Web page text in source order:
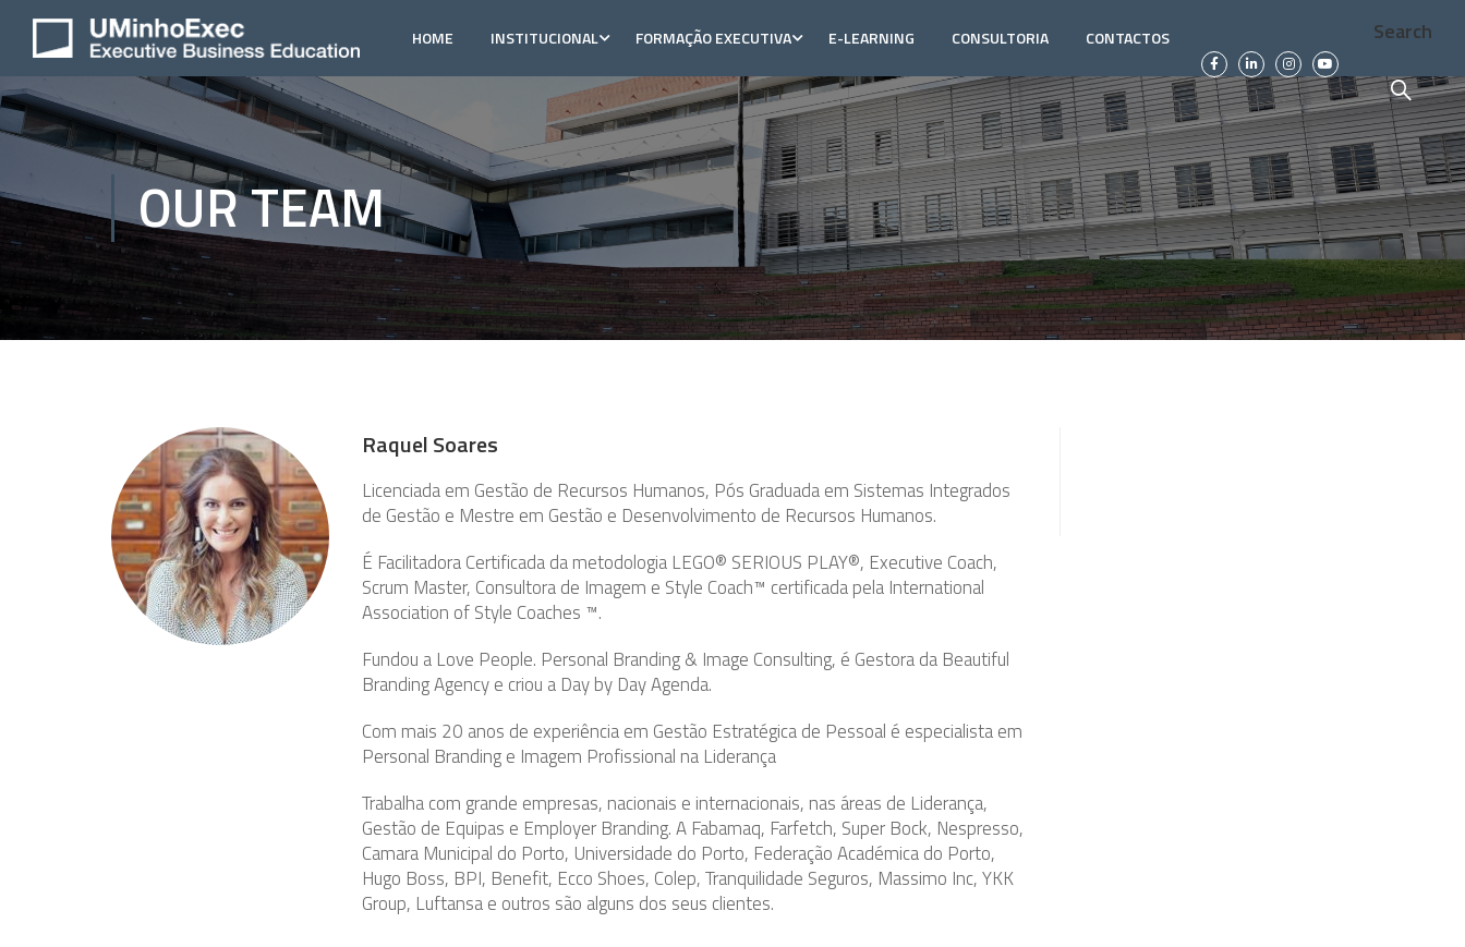
HOME INSTITUCIONAL FORMAÇÃO EXECUTIVA E-LEARNING CONSULTORIA CONTACTOS Search
OUR TEAM
Raquel Soares
Licenciada em Gestão de Recursos Humanos, Pós Graduada em Sistemas Integrados
de Gestão e Mestre em Gestão e Desenvolvimento de Recursos Humanos.
É Facilitadora Certificada da metodologia LEGO® SERIOUS PLAY®, Executive Coach,
Scrum Master, Consultora de Imagem e Style Coach™ certificada pela International
Association of Style Coaches ™.
Fundou a Love People. Personal Branding & Image Consulting, é Gestora da Beautiful
Branding Agency e criou a Day by Day Agenda.
Com mais 20 anos de experiência em Gestão Estratégica de Pessoal é especialista em
Personal Branding e Imagem Profissional na Liderança
Trabalha com grande empresas, nacionais e internacionais, nas áreas de Liderança,
Gestão de Equipas e Employer Branding. A Fabamaq, Farfetch, Super Bock, Nespresso,
Camara Municipal do Porto, Universidade do Porto, Federação Académica do Porto,
Hugo Boss, BPI, Benefit, Ecco Shoes, Colep, Tranquilidade Seguros, Massimo Inc, YKK
Group, Luftansa e outros são alguns dos seus clientes.